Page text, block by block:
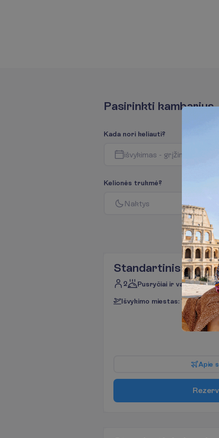
Pasirinkti kambarius
Kada nori keliauti?
išvykimas - grįžim
Kelionės trukmė?
Naktys
Standartinis
2 Pusryčiai ir vakarienė
Išvykimo miestas: Vilnius
7
Apie s
Rezerv